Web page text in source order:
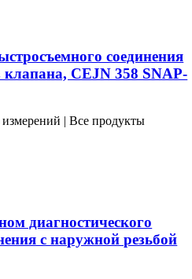
соединения
клапана, CEJN 358 SNAP-
| Все продукты
диагностического
с наружной резьбой